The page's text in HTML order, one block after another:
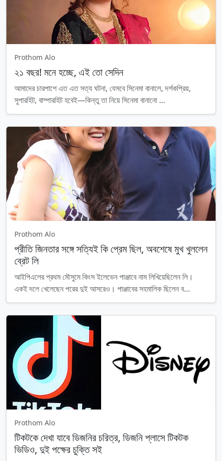
Prothom Alo
২১ বছর! মনে হচ্ছে, এই তো সেদিন
আমাদের চারপাশে এত এত সত্য ঘটনা, যেসবে সিনেমা বানালে, দর্শকপ্রিয়,
সুপারহিট, বাম্পারহিট হবেই—কিন্তু তা নিয়ে সিনেমা বানানো ...
Prothom Alo
প্রীতি জিনতার সঙ্গে সত্যিই কি প্রেম ছিল, অবশেষে মুখ খুললেন
ব্রেট লি
আইপিএলের প্রথম মৌসুমে কিংস ইলেভেন পাঞ্জাবে নাম লিখিয়েছিলেন লি।
একই দলে খেলেছেন পরের দুই আসরেও। পাঞ্জাবের সহমালিক ছিলেন ব...
Prothom Alo
টিকটকে দেখা যাবে ডিজনির চরিত্র, ডিজনি প্লাসে টিকটক
ভিডিও, দুই পক্ষের চুক্তি সই